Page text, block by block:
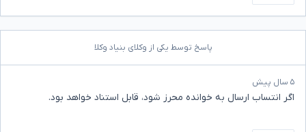
پاسخ توسط یکی از وکلای بنیاد وکلا
۵ سال پیش
اگر انتساب ارسال به خوانده محرز شود، قابل استناد خواهد بود.